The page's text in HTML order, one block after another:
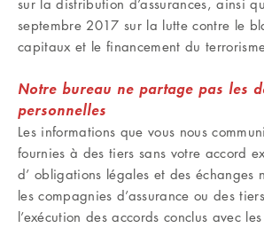
sur la distribution d’assurances, ainsi
septembre 2017 sur la lutte contre le
capitaux et le financement du
Notre bureau ne partage pas les
personnelles
Les informations que vous nous
fournies à des tiers sans votre accord
d’ obligations légales et des échanges
les compagnies d’assurance ou des
l’exécution des accords conclus avec